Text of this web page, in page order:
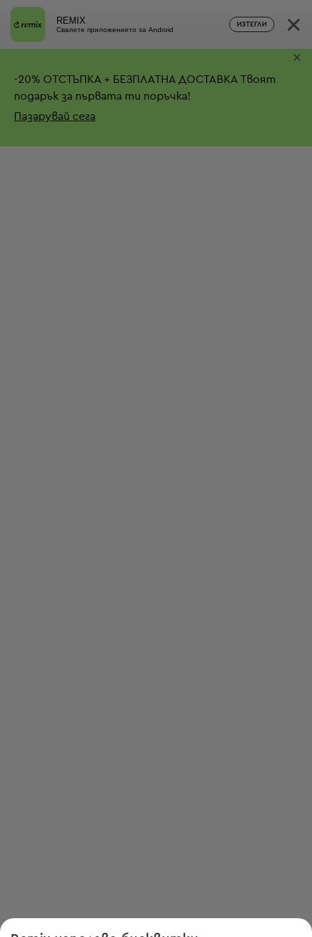
REMIX
Свалете приложението за Android
ИЗТЕГЛИ ×
-20% ОТСТЪПКА + БЕЗПЛАТНА ДОСТАВКА Твоят
подарък за първата ти поръчка!
Пазарувай сега
×